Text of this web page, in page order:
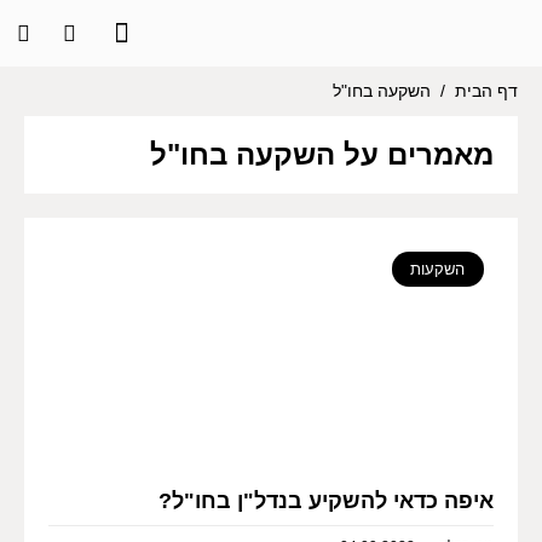
דף הבית / השקעה בחו"ל
מאמרים על השקעה בחו"ל
השקעות
איפה כדאי להשקיע בנדל"ן בחו"ל?